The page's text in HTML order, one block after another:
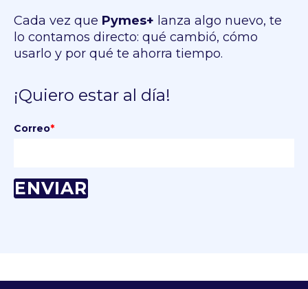
Cada vez que Pymes+ lanza algo nuevo, te
lo contamos directo: qué cambió, cómo
usarlo y por qué te ahorra tiempo.
¡Quiero estar al día!
Correo*